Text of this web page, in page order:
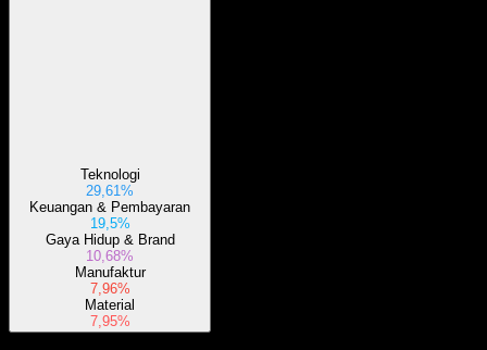
Teknologi
29,61%
Keuangan & Pembayaran
19,5%
Gaya Hidup & Brand
10,68%
Manufaktur
7,96%
Material
7,95%